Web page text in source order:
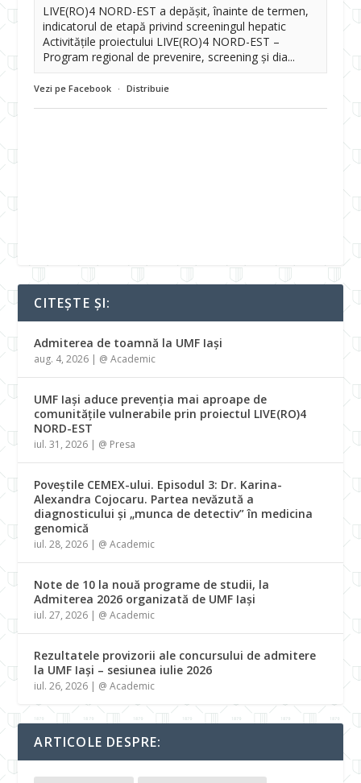
LIVE(RO)4 NORD-EST a depășit, înainte de termen,
indicatorul de etapă privind screeningul hepatic
Activitățile proiectului LIVE(RO)4 NORD-EST –
Program regional de prevenire, screening și dia...
Vezi pe Facebook · Distribuie
CITEȘTE ȘI:
Admiterea de toamnă la UMF Iași
aug. 4, 2026 | @ Academic
UMF Iași aduce prevenția mai aproape de
comunitățile vulnerabile prin proiectul LIVE(RO)4
NORD-EST
iul. 31, 2026 | @ Presa
Poveștile CEMEX-ului. Episodul 3: Dr. Karina-
Alexandra Cojocaru. Partea nevăzută a
diagnosticului și „munca de detectiv” în medicina
genomică
iul. 28, 2026 | @ Academic
Note de 10 la nouă programe de studii, la
Admiterea 2026 organizată de UMF Iași
iul. 27, 2026 | @ Academic
Rezultatele provizorii ale concursului de admitere
la UMF Iași – sesiunea iulie 2026
iul. 26, 2026 | @ Academic
ARTICOLE DESPRE: